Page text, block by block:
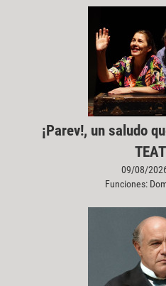
¡Parev!, un saludo
09/08/
Funciones: